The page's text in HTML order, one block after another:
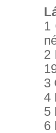
1
2
3
4
5
6